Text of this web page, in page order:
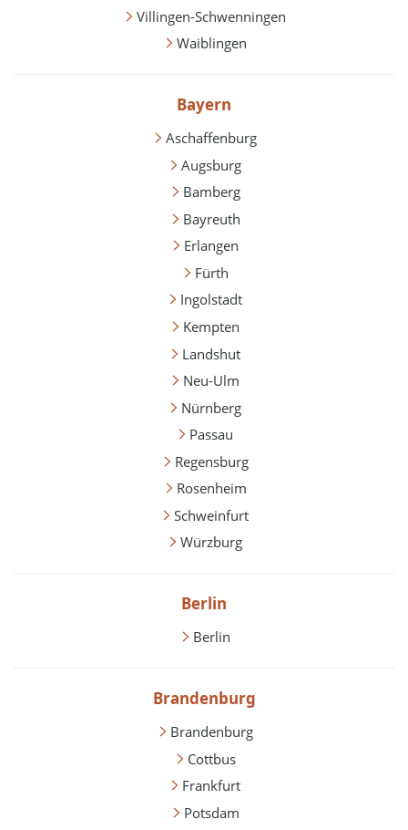
Villingen-Schwenningen
Waiblingen
Bayern
Aschaffenburg
Augsburg
Bamberg
Bayreuth
Erlangen
Fürth
Ingolstadt
Kempten
Landshut
Neu-Ulm
Nürnberg
Passau
Regensburg
Rosenheim
Schweinfurt
Würzburg
Berlin
Berlin
Brandenburg
Brandenburg
Cottbus
Frankfurt
Potsdam